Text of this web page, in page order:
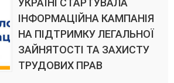
УКРАЇНІ СТАРТУВАЛА
ІНФОРМАЦІЙНА КАМПАНІЯ
НА ПІДТРИМКУ ЛЕГАЛЬНОЇ
ЗАЙНЯТОСТІ ТА ЗАХИСТУ
ТРУДОВИХ ПРАВ